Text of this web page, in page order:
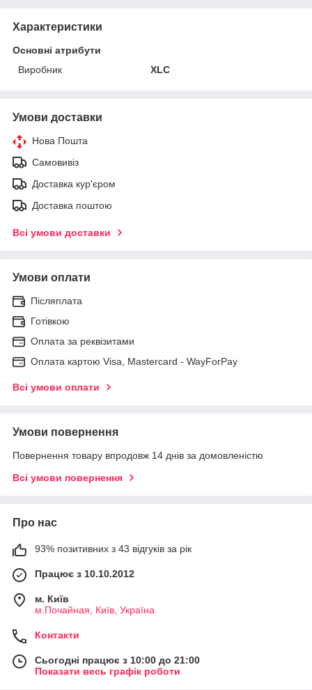
Характеристики
Основні атрибути
Виробник
XLC
Умови доставки
Нова Пошта
Самовивіз
Доставка кур'єром
Доставка поштою
Всі умови доставки
Умови оплати
Післяплата
Готівкою
Оплата за реквізитами
Оплата картою Visa, Mastercard - WayForPay
Всі умови оплати
Умови повернення
Повернення товару впродовж 14 днів за домовленістю
Всі умови повернення
Про нас
93% позитивних з 43 відгуків за рік
Працює з 10.10.2012
м. Київ
м.Почайная, Київ, Україна
Контакти
Сьогодні працює з 10:00 до 21:00
Показати весь графік роботи